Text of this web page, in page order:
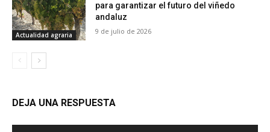
Actualidad agraria
para garantizar el futuro del viñedo
andaluz
9 de julio de 2026
DEJA UNA RESPUESTA